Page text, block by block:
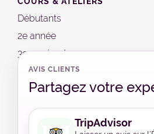
Débutants
2e année
3e année et +
4e année et +
STAGES
Stages débutants
Intermédiaire
AVIS CLIENTS
Partagez votre
TripAdvisor